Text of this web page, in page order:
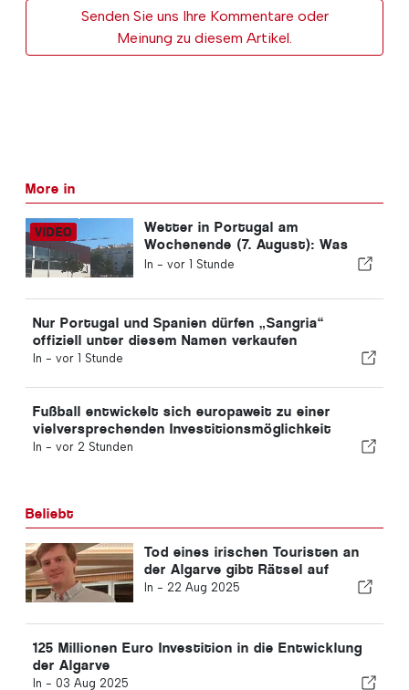
Senden Sie uns Ihre Kommentare oder
Meinung zu diesem Artikel.
More in
Wetter in Portugal am
Wochenende (7. August): Was
erwartet uns dieses
In - vor 1 Stunde
Nur Portugal und Spanien dürfen „Sangria“
offiziell unter diesem Namen verkaufen
In - vor 1 Stunde
Fußball entwickelt sich europaweit zu einer
vielversprechenden Investitionsmöglichkeit
In - vor 2 Stunden
Beliebt
Tod eines irischen Touristen an
der Algarve gibt Rätsel auf
In - 22 Aug 2025
125 Millionen Euro Investition in die Entwicklung
der Algarve
In - 03 Aug 2025